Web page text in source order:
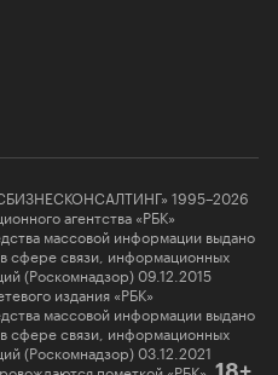
1995–2026
агентства «РБК»
массовой информации выдано
сфере связи, информационных
(Роскомнадзор) 09.12.2015
издания «РБК»
массовой информации выдано
сфере связи, информационных
(Роскомнадзор) 03.12.2021
пометкой «РБК».